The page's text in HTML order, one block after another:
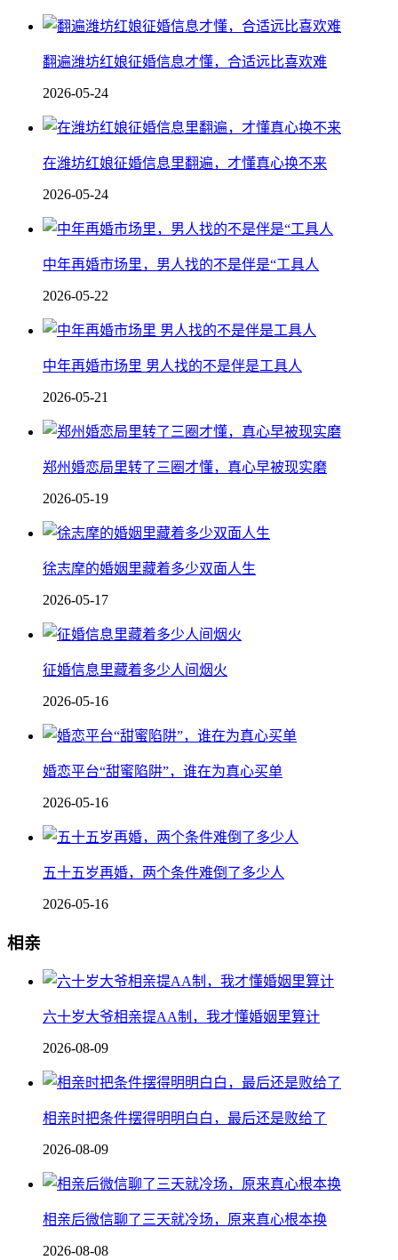
翻遍潍坊红娘征婚信息才懂，合适远比喜欢难
2026-05-24
在潍坊红娘征婚信息里翻遍，才懂真心换不来
2026-05-24
中年再婚市场里，男人找的不是伴是“工具人
2026-05-22
中年再婚市场里 男人找的不是伴是工具人
2026-05-21
郑州婚恋局里转了三圈才懂，真心早被现实磨
2026-05-19
徐志摩的婚姻里藏着多少双面人生
2026-05-17
征婚信息里藏着多少人间烟火
2026-05-16
婚恋平台“甜蜜陷阱”，谁在为真心买单
2026-05-16
五十五岁再婚，两个条件难倒了多少人
2026-05-16
相亲
六十岁大爷相亲提AA制，我才懂婚姻里算计
2026-08-09
相亲时把条件摆得明明白白，最后还是败给了
2026-08-09
相亲后微信聊了三天就冷场，原来真心根本换
2026-08-08